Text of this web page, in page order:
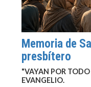
Memoria de
presbítero
"VAYAN POR
EVANGELIO.